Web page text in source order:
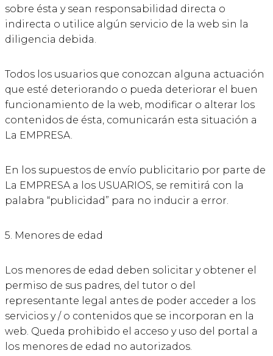
sobre ésta y sean responsabilidad directa o
indirecta o utilice algún servicio de la web sin la
diligencia debida.
Todos los usuarios que conozcan alguna actuación
que esté deteriorando o pueda deteriorar el buen
funcionamiento de la web, modificar o alterar los
contenidos de ésta, comunicarán esta situación a
La EMPRESA.
En los supuestos de envío publicitario por parte de
La EMPRESA a los USUARIOS, se remitirá con la
palabra “publicidad” para no inducir a error.
5. Menores de edad
Los menores de edad deben solicitar y obtener el
permiso de sus padres, del tutor o del
representante legal antes de poder acceder a los
servicios y / o contenidos que se incorporan en la
web. Queda prohibido el acceso y uso del portal a
los menores de edad no autorizados.